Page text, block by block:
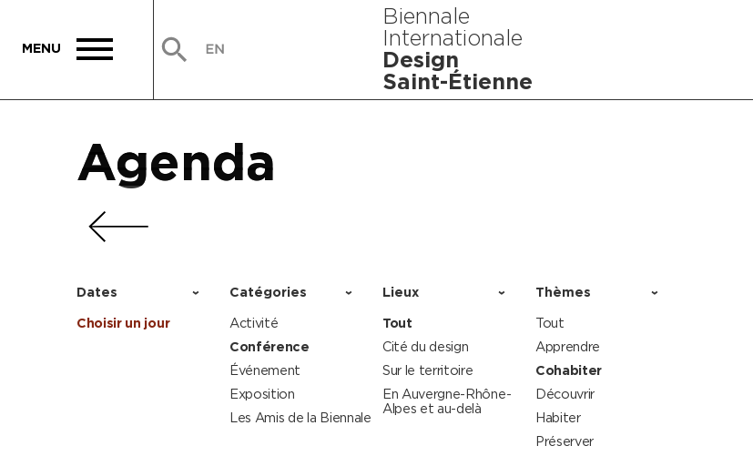
Biennale
Internationale
Design
Saint-Étienne
Agenda
Agenda
Agenda
Agenda
Dates
Choisir un jour
Catégories
Activité
Conférence
Événement
Exposition
Les Amis de la Biennale
Lieux
Tout
Cité du design
Sur le territoire
En Auvergne-Rhône-
Alpes et au-delà
Thèmes
Tout
Apprendre
Cohabiter
Découvrir
Habiter
Préserver